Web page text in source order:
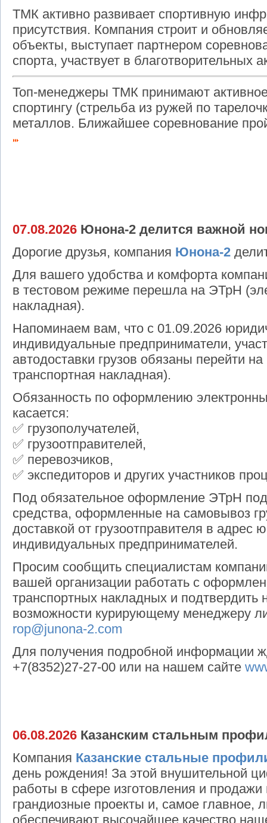
ТМК активно развивает спортивную
присутствия. Компания строит и
объекты, выступает партнером
спорта, участвует в благотворительных
Топ-менеджеры ТМК принимают активное
спортингу (стрельба из ружей по
металлов. Ближайшее соревнование
07.08.2026 Юнона-2 делится важной
Дорогие друзья, компания Юнона-2
Для вашего удобства и комфорта
в тестовом режиме перешла на ЭТрН
накладная).
Напоминаем вам, что с 01.09.2026
индивидуальные предприниматели,
автодоставки грузов обязаны перейти
транспортная накладная).
Обязанность по оформлению
касается:
✅ грузополучателей,
✅ грузоотправителей,
✅ перевозчиков,
✅ экспедиторов и других участников
Под обязательное оформление ЭТрН
средства, оформленные на самовывоз
доставкой от грузоотправителя в адрес
индивидуальных предпринимателей.
Просим сообщить специалистам
вашей организации работать с
транспортных накладных и подтвердить
возможности курирующему менеджеру
rop@junona-2.com
Для получения подробной информации
+7(8352)27-27-00 или на нашем сайте
06.08.2026 Казанским стальным
Компания Казанские стальные
день рождения! За этой внушительной
работы в сфере изготовления и
грандиозные проекты и, самое главное,
обеспечивают высочайшее качество